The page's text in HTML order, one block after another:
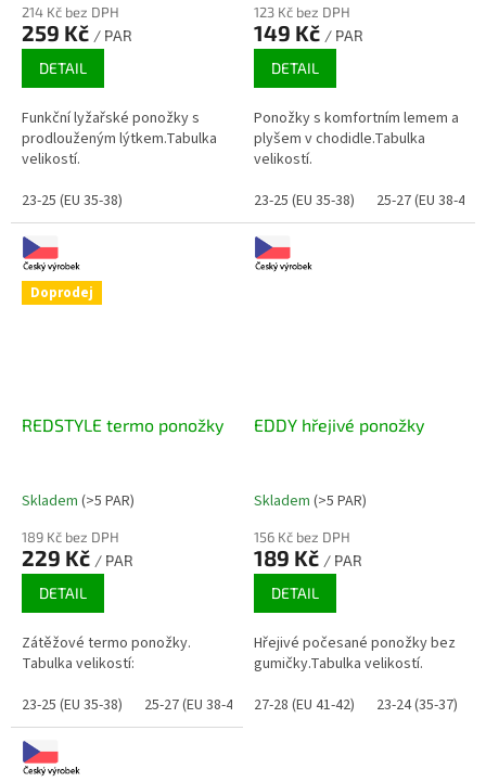
214 Kč bez DPH
259 Kč / PAR
DETAIL
Funkční lyžařské ponožky s
prodlouženým lýtkem.Tabulka
velikostí.
23-25 (EU 35-38)
123 Kč bez DPH
149 Kč / PAR
DETAIL
Ponožky s komfortním lemem a
plyšem v chodidle.Tabulka
velikostí.
23-25 (EU 35-38)
25-27 (EU 38-41)
Doprodej
REDSTYLE termo ponožky
Skladem (>5 PAR)
189 Kč bez DPH
229 Kč / PAR
DETAIL
Zátěžové termo ponožky.
Tabulka velikostí:
23-25 (EU 35-38)
25-27 (EU 38-41) 26-28 (EU 39-42)
EDDY hřejivé ponožky
Skladem (>5 PAR)
156 Kč bez DPH
189 Kč / PAR
DETAIL
Hřejivé počesané ponožky bez
gumičky.Tabulka velikostí.
27-28 (EU 41-42)
23-24 (35-37)